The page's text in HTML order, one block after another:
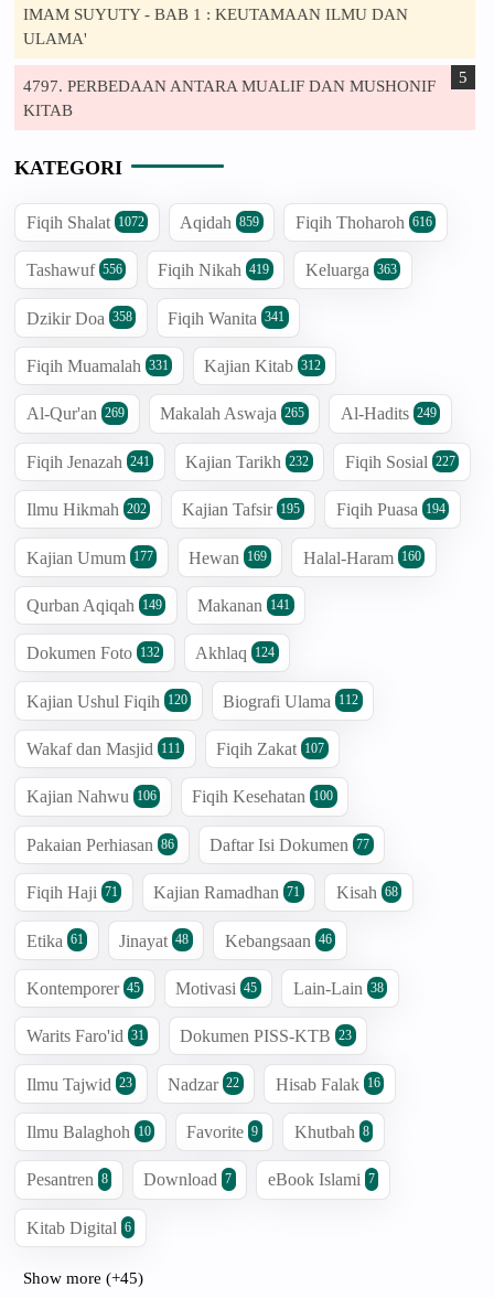
IMAM SUYUTY - BAB 1 : KEUTAMAAN ILMU DAN
ULAMA'
4797. PERBEDAAN ANTARA MUALIF DAN MUSHONIF
KITAB
KATEGORI
Fiqih Shalat 1072 Aqidah 859 Fiqih Thoharoh 616
Tashawuf 556 Fiqih Nikah 419 Keluarga 363
Dzikir Doa 358 Fiqih Wanita 341
Fiqih Muamalah 331 Kajian Kitab 312
Al-Qur'an 269 Makalah Aswaja 265 Al-Hadits 249
Fiqih Jenazah 241 Kajian Tarikh 232 Fiqih Sosial 227
Ilmu Hikmah 202 Kajian Tafsir 195 Fiqih Puasa 194
Kajian Umum 177 Hewan 169 Halal-Haram 160
Qurban Aqiqah 149 Makanan 141
Dokumen Foto 132 Akhlaq 124
Kajian Ushul Fiqih 120 Biografi Ulama 112
Wakaf dan Masjid 111 Fiqih Zakat 107
Kajian Nahwu 106 Fiqih Kesehatan 100
Pakaian Perhiasan 86 Daftar Isi Dokumen 77
Fiqih Haji 71 Kajian Ramadhan 71 Kisah 68
Etika 61 Jinayat 48 Kebangsaan 46
Kontemporer 45 Motivasi 45 Lain-Lain 38
Warits Faro'id 31 Dokumen PISS-KTB 23
Ilmu Tajwid 23 Nadzar 22 Hisab Falak 16
Ilmu Balaghoh 10 Favorite 9 Khutbah 8
Pesantren 8 Download 7 eBook Islami 7
Kitab Digital 6
Show more (+45)